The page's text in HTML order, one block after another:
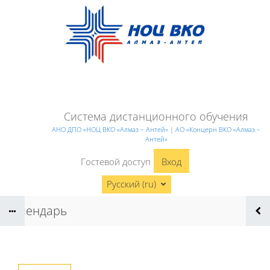
Перейти к основному содержанию
Система дистанционного обучения
АНО ДПО «НОЦ ВКО «Алмаз – Антей» | АО «Концерн ВКО «Алмаз –
Антей»
Гостевой доступ
Вход
Русский ‎(ru)‎
Календарь